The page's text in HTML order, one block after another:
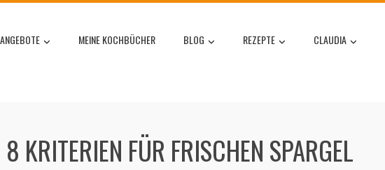
MEINE KOCHBÜCHER BLOG REZEPTE CLAUDIA
KRITERIEN FÜR FRISCHEN SPARGEL